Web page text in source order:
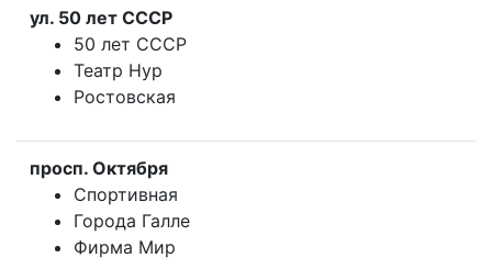
ул. 50 лет СССР
50 лет СССР
Театр Нур
Ростовская
просп. Октября
Спортивная
Города Галле
Фирма Мир